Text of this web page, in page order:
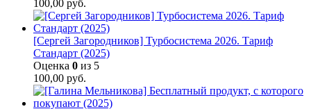
100,00 руб.
[Сергей Загородников] Турбосистема 2026. Тариф
Стандарт (2025)
Оценка 0 из 5
100,00 руб.